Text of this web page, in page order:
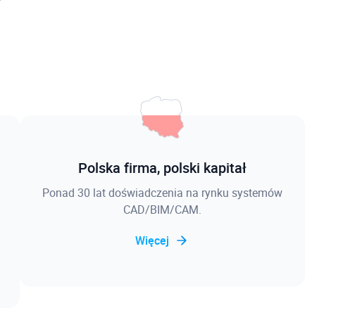
Polska firma, polski kapitał
Ponad 30 lat doświadczenia na rynku systemów
CAD/BIM/CAM.
Więcej